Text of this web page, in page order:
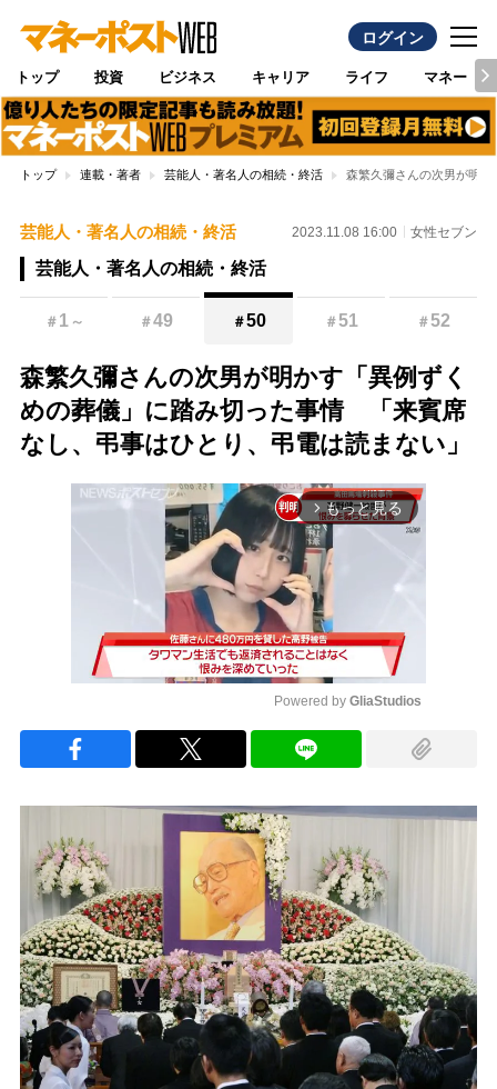
ログイン
トップ 投資 ビジネス キャリア ライフ マネー
トップ 連載・著者 芸能人・著名人の相続・終活 森繁久彌さんの次男が明
芸能人・著名人の相続・終活 2023.11.08 16:00 女性セブン
芸能人・著名人の相続・終活
＃ 1 ～ ＃49 ＃50 ＃51 ＃52
森繁久彌さんの次男が明かす「異例ずく
めの葬儀」に踏み切った事情 「来賓席
なし、弔事はひとり、弔電は読まない」
arrow_forward_ios もっと見る
Powered by GliaStudios